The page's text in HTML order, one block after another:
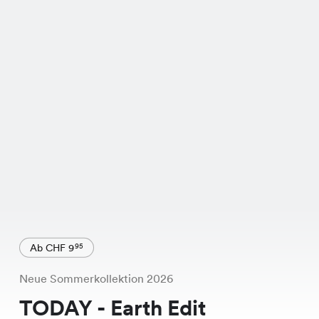
Ab CHF 995
Neue Sommerkollektion 2026
TODAY - Earth Edit